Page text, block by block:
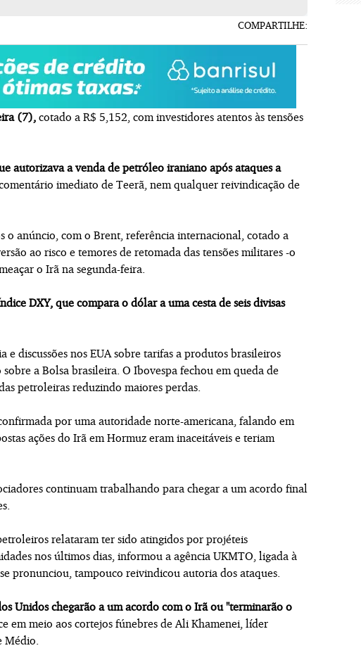
COMPARTILHE:
(7), cotado a R$ 5,152, com investidores atentos às tensões
autorizava a venda de petróleo iraniano após ataques a
imediato de Teerã, nem qualquer reivindicação de
o anúncio, com o Brent, referência internacional, cotado a
ao risco e temores de retomada das tensões militares -o
o Irã na segunda-feira.
DXY, que compara o dólar a uma cesta de seis divisas
discussões nos EUA sobre tarifas a produtos brasileiros
a Bolsa brasileira. O Ibovespa fechou em queda de
petroleiras reduzindo maiores perdas.
por uma autoridade norte-americana, falando em
ações do Irã em Hormuz eram inaceitáveis e teriam
continuam trabalhando para chegar a um acordo final
relataram ter sido atingidos por projéteis
nos últimos dias, informou a agência UKMTO, ligada à
pronunciou, tampouco reivindicou autoria dos ataques.
Unidos chegarão a um acordo com o Irã ou "terminarão o
em meio aos cortejos fúnebres de Ali Khamenei, líder
Médio.